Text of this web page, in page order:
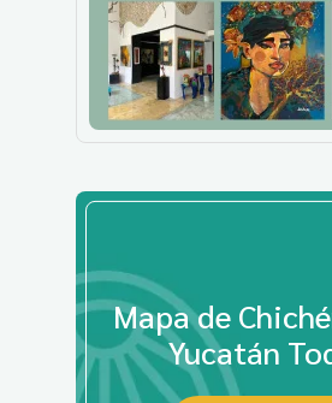
Mapa de
Yucatán